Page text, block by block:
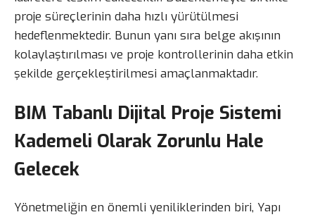
proje süreçlerinin daha hızlı yürütülmesi
hedeflenmektedir. Bunun yanı sıra belge akışının
kolaylaştırılması ve proje kontrollerinin daha etkin
şekilde gerçekleştirilmesi amaçlanmaktadır.
BIM Tabanlı Dijital Proje Sistemi
Kademeli Olarak Zorunlu Hale
Gelecek
Yönetmeliğin en önemli yeniliklerinden biri, Yapı